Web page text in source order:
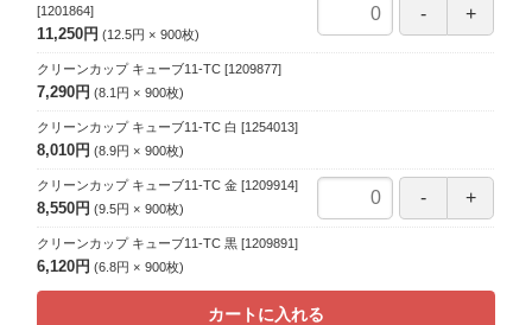
[1201864]
11,250円 12.5円 900枚
クリーンカップ キューブ11-TC [1209877]
7,290円 8.1円 900枚
クリーンカップ キューブ11-TC 白 [1254013]
8,010円 8.9円 900枚
クリーンカップ キューブ11-TC 金 [1209914]
8,550円 9.5円 900枚
クリーンカップ キューブ11-TC 黒 [1209891]
6,120円 6.8円 900枚
カートに入れる